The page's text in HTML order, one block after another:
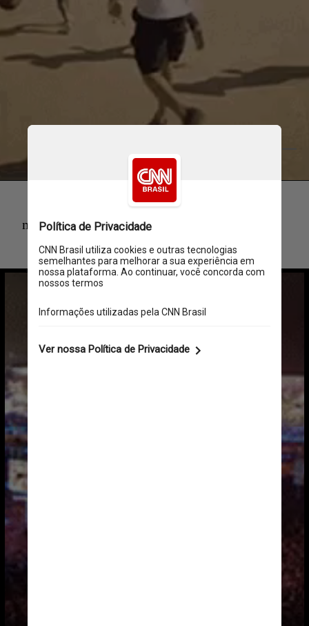
multidao-energia